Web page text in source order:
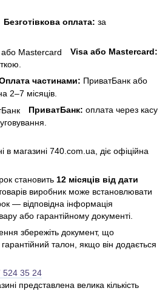
Безготівкова оплата: за
Visa або Mastercard:
частинами: ПриватБанк або
2–7 місяців.
ПриватБанк: оплата через касу
в магазині 740.com.ua, діє офіційна
становить 12 місяців від дати
виробник може встановлювати
— відповідна інформація
або гарантійному документі.
збережіть документ, що
талон, якщо він додається
524 35 24
представлена ​​велика кількість